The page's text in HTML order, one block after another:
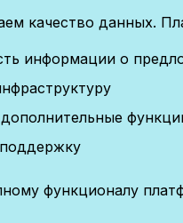
качество данных.
информации о
функционалу